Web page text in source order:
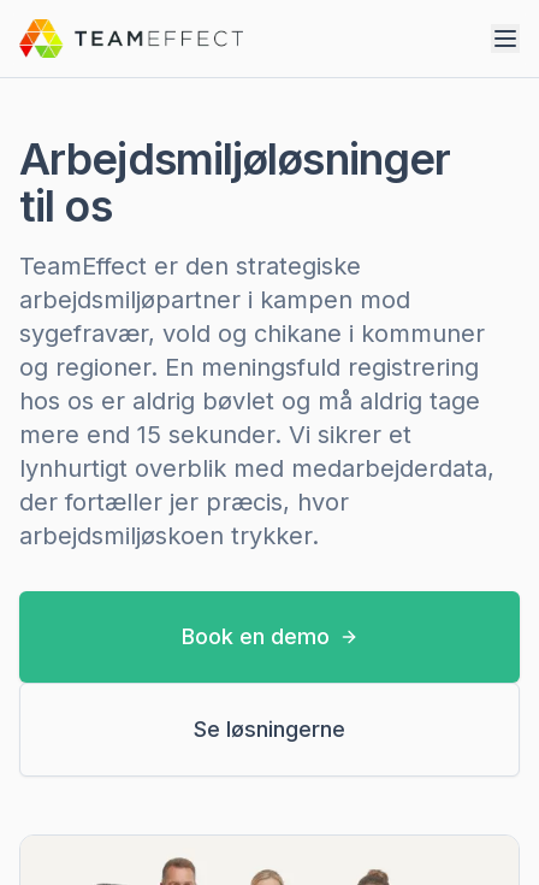
Arbejdsmiljøløsninger
til os
TeamEffect er den strategiske
arbejdsmiljøpartner i kampen mod
sygefravær, vold og chikane i kommuner
og regioner. En meningsfuld registrering
hos os er aldrig bøvlet og må aldrig tage
mere end 15 sekunder. Vi sikrer et
lynhurtigt overblik med medarbejderdata,
der fortæller jer præcis, hvor
arbejdsmiljøskoen trykker.
Book en demo
Se løsningerne